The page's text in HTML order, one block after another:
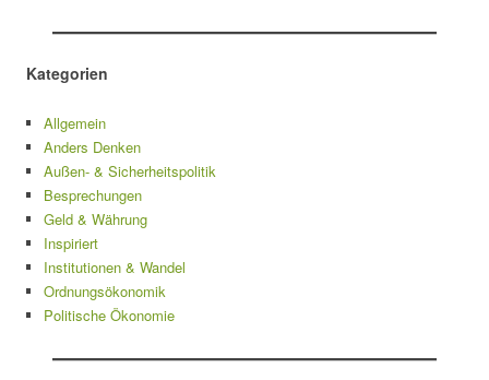
Kategorien
Allgemein
Anders Denken
Außen- & Sicherheitspolitik
Besprechungen
Geld & Währung
Inspiriert
Institutionen & Wandel
Ordnungsökonomik
Politische Ökonomie